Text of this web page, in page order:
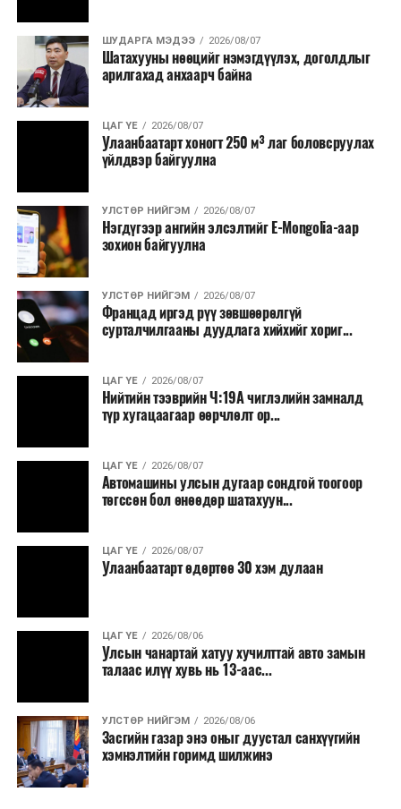
ШУДАРГА МЭДЭЭ 2026/08/07
Шатахууны нөөцийг нэмэгдүүлэх, доголдлыг
арилгахад анхаарч байна
ЦАГ ҮЕ 2026/08/07
Улаанбаатарт хоногт 250 м³ лаг боловсруулах
үйлдвэр байгуулна
УЛСТӨР НИЙГЭМ 2026/08/07
Нэгдүгээр ангийн элсэлтийг E-Mongolia-аар
зохион байгуулна
УЛСТӨР НИЙГЭМ 2026/08/07
Францад иргэд рүү зөвшөөрөлгүй
сурталчилгааны дуудлага хийхийг хориг...
ЦАГ ҮЕ 2026/08/07
Нийтийн тээврийн Ч:19А чиглэлийн замналд
түр хугацаагаар өөрчлөлт ор...
ЦАГ ҮЕ 2026/08/07
Автомашины улсын дугаар сондгой тоогоор
төгссөн бол өнөөдөр шатахуун...
ЦАГ ҮЕ 2026/08/07
Улаанбаатарт өдөртөө 30 хэм дулаан
ЦАГ ҮЕ 2026/08/06
Улсын чанартай хатуу хучилттай авто замын
талаас илүү хувь нь 13-аас...
УЛСТӨР НИЙГЭМ 2026/08/06
Засгийн газар энэ оныг дуустал санхүүгийн
хэмнэлтийн горимд шилжинэ